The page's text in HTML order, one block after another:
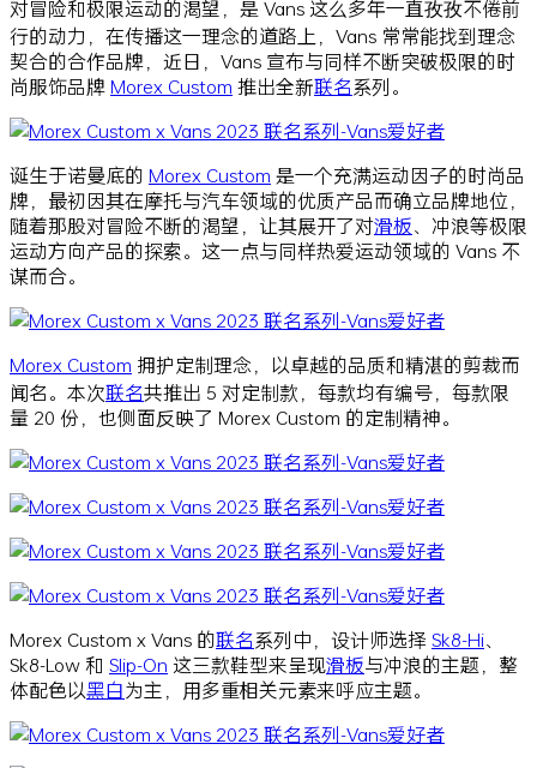
对冒险和极限运动的渴望，是 Vans 这么多年一直孜孜不倦前
行的动力，在传播这一理念的道路上，Vans 常常能找到理念
契合的合作品牌，近日，Vans 宣布与同样不断突破极限的时
尚服饰品牌Morex Custom 推出全新联名系列。
诞生于诺曼底的 Morex Custom 是一个充满运动因子的时尚品
牌，最初因其在摩托与汽车领域的优质产品而确立品牌地位，
随着那股对冒险不断的渴望，让其展开了对滑板、冲浪等极限
运动方向产品的探索。这一点与同样热爱运动领域的 Vans 不
谋而合。
Morex Custom 拥护定制理念，以卓越的品质和精湛的剪裁而
闻名。本次联名共推出 5 对定制款，每款均有编号，每款限
量 20 份，也侧面反映了 Morex Custom 的定制精神。
Morex Custom x Vans 的联名系列中，设计师选择 Sk8-Hi、
Sk8-Low 和 Slip-On 这三款鞋型来呈现滑板与冲浪的主题，整
体配色以黑白为主，用多重相关元素来呼应主题。